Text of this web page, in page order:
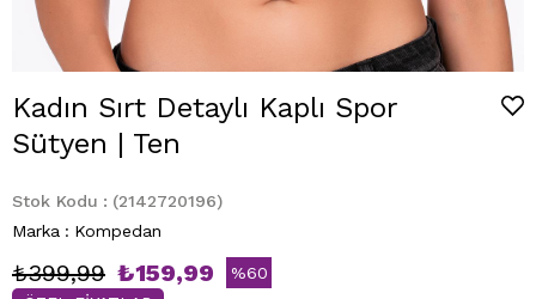
Kadın Sırt Detaylı Kaplı Spor
Sütyen | Ten
Stok Kodu
(2142720196)
Marka : Kompedan
₺399,99 ₺159,99 %60